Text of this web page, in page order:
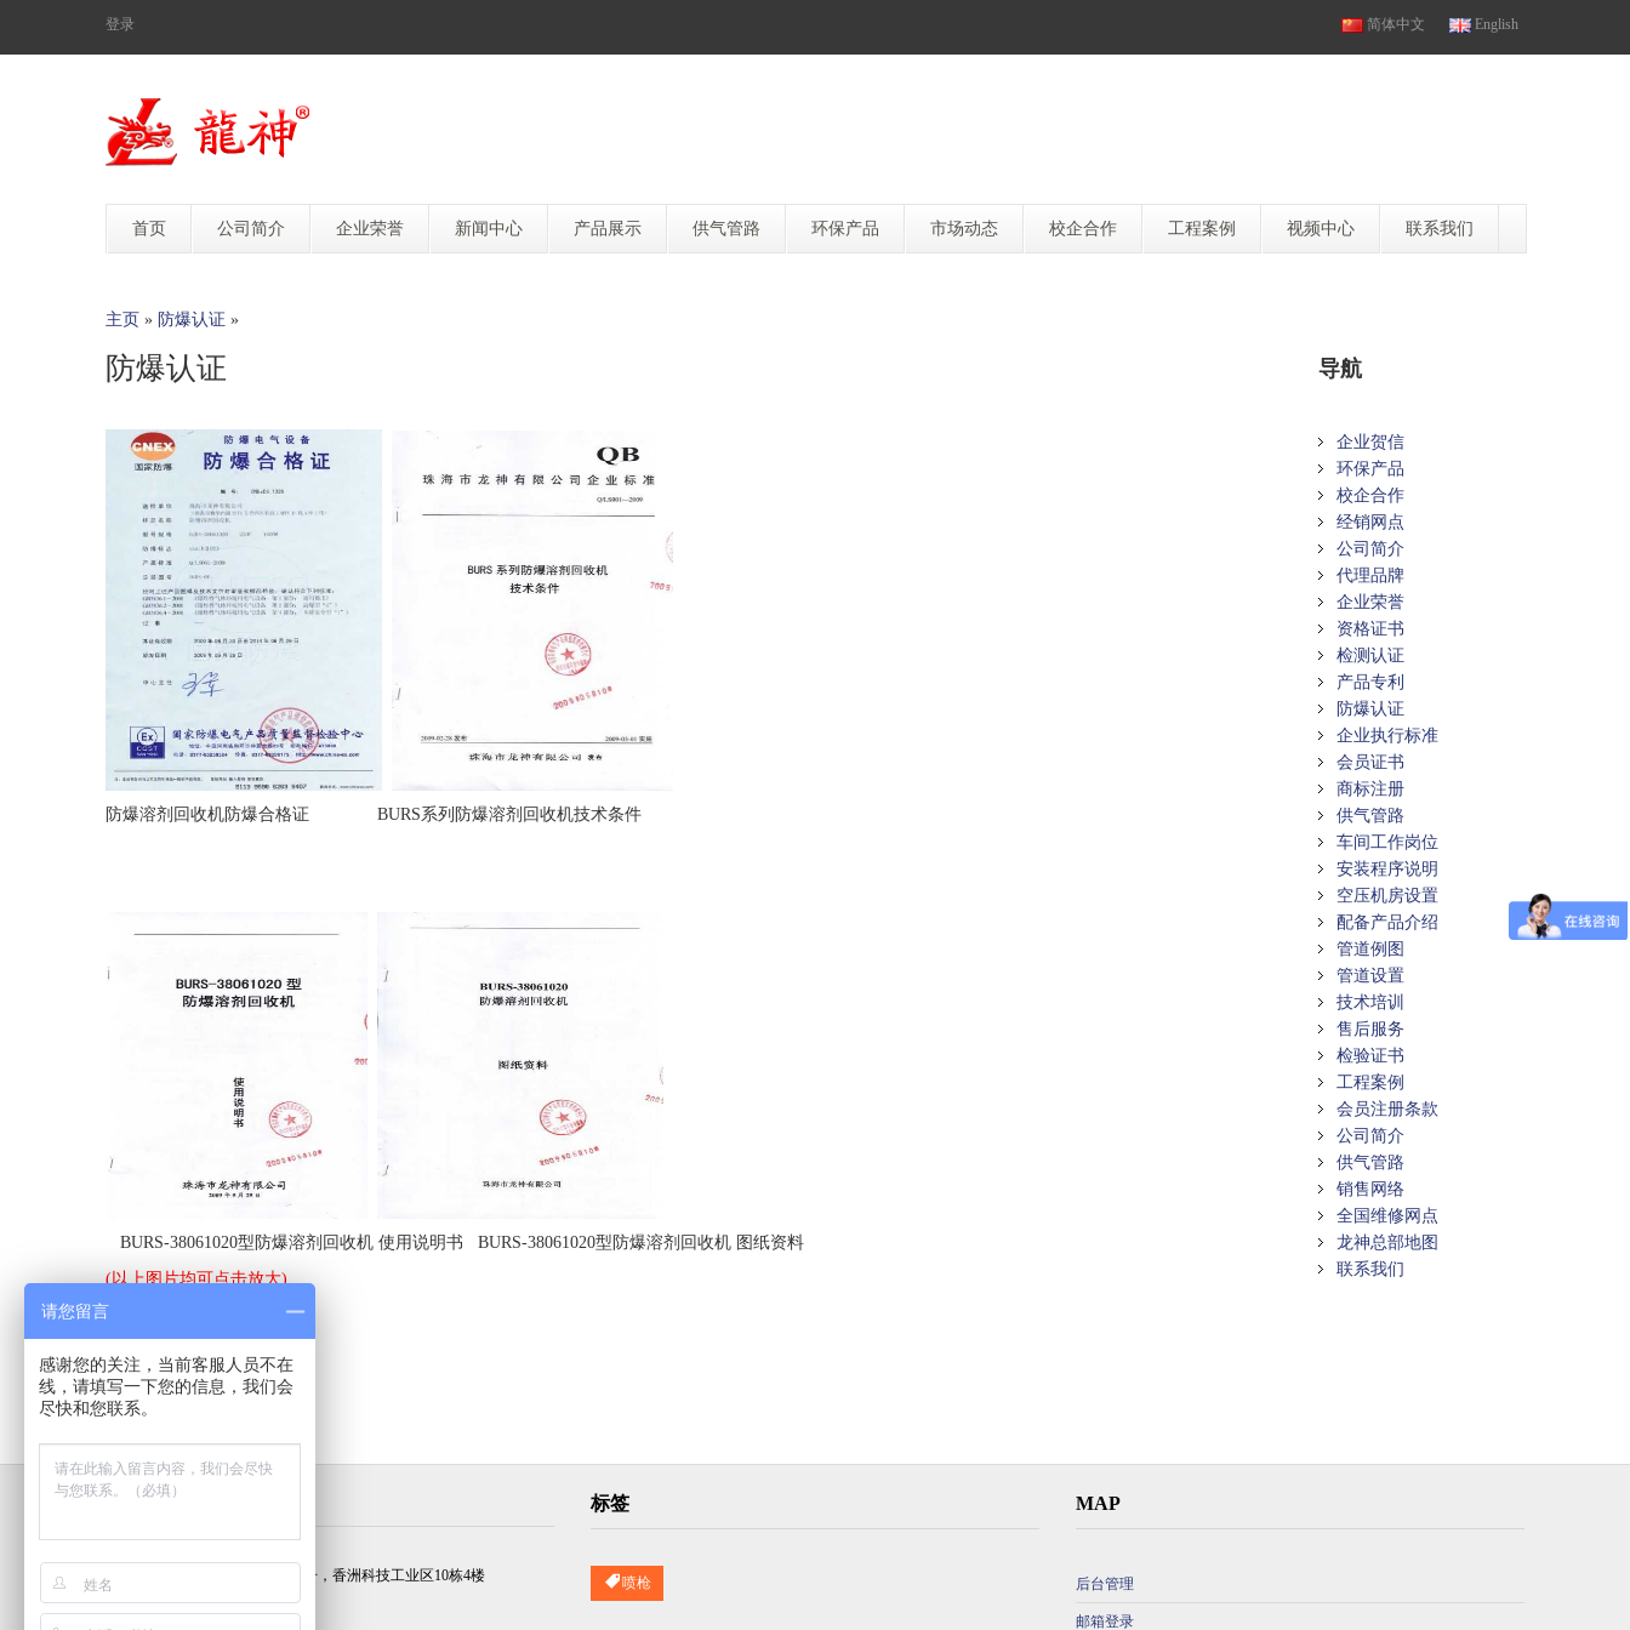
登录 简体中文 English
首页 公司简介 企业荣誉 新闻中心 产品展示 供气管路 环保产品 市场动态 校企合作 工程案例 视频中心 联系我们
主页 » 防爆认证 »
防爆认证
防爆溶剂回收机防爆合格证 BURS系列防爆溶剂回收机技术条件
BURS-38061020型防爆溶剂回收机 使用说明书 BURS-38061020型防爆溶剂回收机 图纸资料
(以上图片均可点击放大)
2012-11-27 36007
导航
企业贺信
环保产品
校企合作
经销网点
公司简介
代理品牌
企业荣誉
资格证书
检测认证
产品专利
防爆认证
企业执行标准
会员证书
商标注册
供气管路
车间工作岗位
安装程序说明
空压机房设置
配备产品介绍
管道例图
管道设置
技术培训
售后服务
检验证书
工程案例
会员注册条款
公司简介
供气管路
销售网络
全国维修网点
龙神总部地图
联系我们
联系我们
广东省珠海市梅华西路2372号，香洲科技工业区10栋4楼
(86) 756-8509651/652/653
标签
喷枪
MAP
后台管理
邮箱登录
请您留言
感谢您的关注，当前客服人员不在
线，请填写一下您的信息，我们会
尽快和您联系。